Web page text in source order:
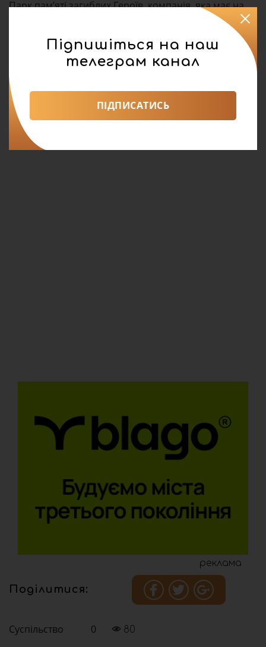
Парк пам’яті загиблих Героїв, компанія, яка має на
території приватизовану нерухомість, подала до
суду, вимагаючи розгляду питання про оренду землі
під житлову забудову.
реклама
Поділитися:
Суспільство 0 80
Підпишіться на наш
телеграм канал
ПІДПИСАТИСЬ